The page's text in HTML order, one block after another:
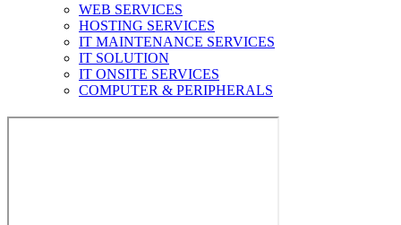
WEB SERVICES
HOSTING SERVICES
IT MAINTENANCE SERVICES
IT SOLUTION
IT ONSITE SERVICES
COMPUTER & PERIPHERALS